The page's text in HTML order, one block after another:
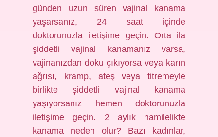
günden uzun süren vajinal kanama
yaşarsanız, 24 saat içinde
doktorunuzla iletişime geçin. Orta ila
şiddetli vajinal kanamanız varsa,
vajinanızdan doku çıkıyorsa veya karın
ağrısı, kramp, ateş veya titremeyle
birlikte şiddetli vajinal kanama
yaşıyorsanız hemen doktorunuzla
iletişime geçin. 2 aylık hamilelikte
kanama neden olur? Bazı kadınlar,